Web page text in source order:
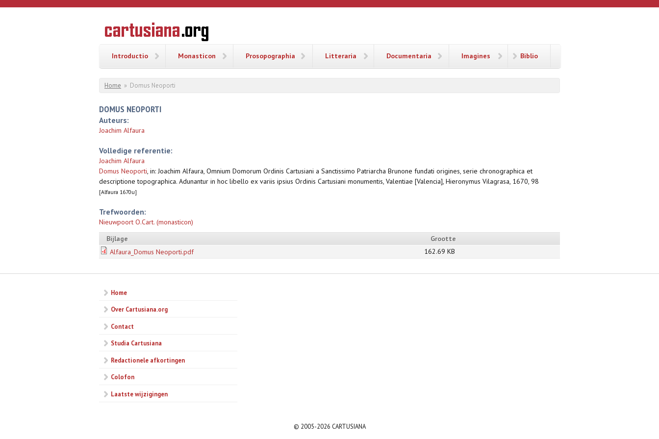
Overslaan en naar de inhoud gaan
CARTUSIANA
Geschiedenis
van de
Introductio Monasticon Prosopographia Litteraria Documentaria Imagines Biblio
U bent hier
Home » Domus Neoporti
DOMUS NEOPORTI
Auteurs:
Joachim Alfaura
Volledige referentie:
Joachim Alfaura
Domus Neoporti, in: Joachim Alfaura, Omnium Domorum Ordinis Cartusiani a Sanctissimo Patriarcha Brunone fundati origines, serie chronographica et
descriptione topographica. Adunantur in hoc libello ex variis ipsius Ordinis Cartusiani monumentis, Valentiae [Valencia], Hieronymus Vilagrasa, 1670, 98
[Alfaura 1670u]
Trefwoorden:
Nieuwpoort O.Cart. (monasticon)
Bijlage
Grootte
Alfaura_Domus Neoporti.pdf
162.69 KB
Home
Over Cartusiana.org
Contact
Studia Cartusiana
Redactionele afkortingen
Colofon
Laatste wijzigingen
© 2005-2026 CARTUSIANA